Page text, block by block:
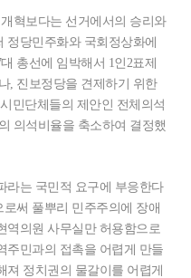
혁보다는 선거에서의 승리와
정당민주화와 국회정상화에
총선에 임박해서 1인2표제
, 진보정당을 견제하기 위한
민단체들의 제안인 전체의석
의석비율을 축소하여 결정했
라는 국민적 요구에 부응한다
써 풀뿌리 민주주의에 장애
역의원 사무실만 허용함으로
주민과의 접촉을 어렵게 만들
정치권의 물갈이를 어렵게